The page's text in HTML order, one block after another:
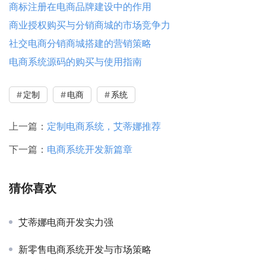
商标注册在电商品牌建设中的作用
商业授权购买与分销商城的市场竞争力
社交电商分销商城搭建的营销策略
电商系统源码的购买与使用指南
定制 电商 系统
上一篇： 定制电商系统，艾蒂娜推荐
下一篇： 电商系统开发新篇章
猜你喜欢
艾蒂娜电商开发实力强
新零售电商系统开发与市场策略